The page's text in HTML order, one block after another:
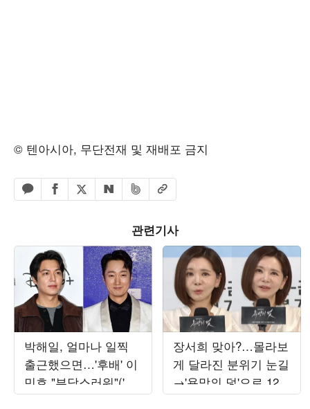
© 텐아시아, 무단전재 및 재배포 금지
카카오톡 공유하기
페이스북 공유하기
엑스 공유하기
네이버 공유하기
밴드 공유하기
URL복사
관련기사
박해일, 얼마나 일찍
출근했으면…'후배' 이
민호 "부담스러워"('암
살자들')
장서희 맞아?…몰라보
게 달라진 분위기 눈길
→'욕망의 덫'으로 12년
만에 KBS 복귀